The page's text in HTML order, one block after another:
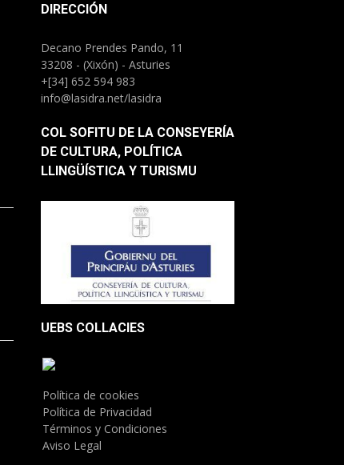
DIRECCIÓN
Decano Prendes Pando, 11
33208 - (Xixón) - Asturies
+[34] 652 594 983
info@lasidra.net/lasidra
COL SOFITU DE LA CONSEYERÍA
DE CULTURA, POLÍTICA
LLINGÜÍSTICA Y TURISMU
UEBS COLLACIES
Política de cookies
Política de Privacidad
Términos y Condiciones
Aviso Legal